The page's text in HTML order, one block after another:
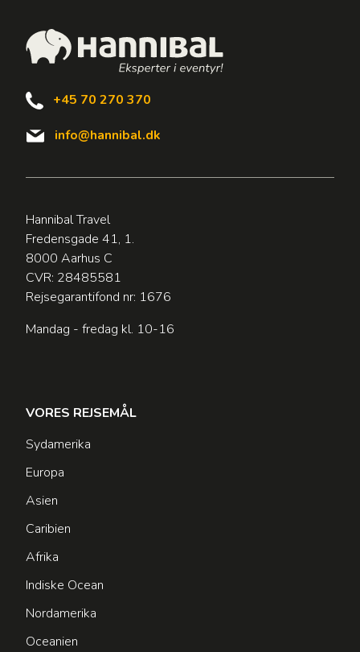
+45 70 270 370
info@hannibal.dk
Hannibal Travel
Fredensgade 41, 1.
8000 Aarhus C
CVR: 28485581
Rejsegarantifond nr: 1676
Mandag - fredag kl. 10-16
VORES REJSEMÅL
Sydamerika
Europa
Asien
Caribien
Afrika
Indiske Ocean
Nordamerika
Oceanien